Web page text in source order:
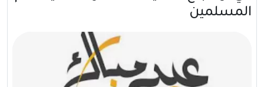
المسلمين